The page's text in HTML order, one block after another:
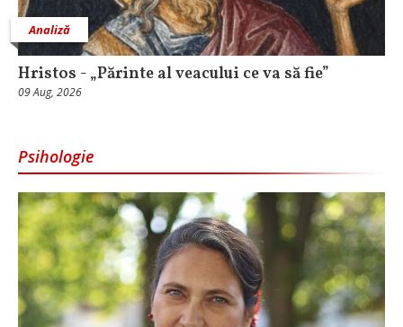
Analiză
Hristos - „Părinte al veacului ce va să fie”
09 Aug, 2026
Psihologie